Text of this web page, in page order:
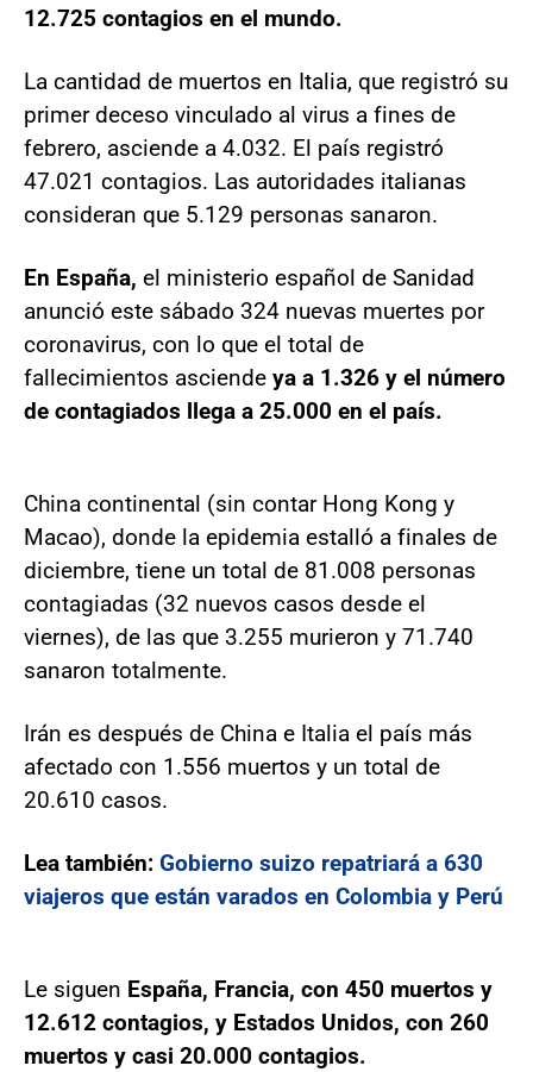
12.725 contagios en el mundo.
La cantidad de muertos en Italia, que registró su
primer deceso vinculado al virus a fines de
febrero, asciende a 4.032. El país registró
47.021 contagios. Las autoridades italianas
consideran que 5.129 personas sanaron.
En España, el ministerio español de Sanidad
anunció este sábado 324 nuevas muertes por
coronavirus, con lo que el total de
fallecimientos asciende ya a 1.326 y el número
de contagiados llega a 25.000 en el país.
China continental (sin contar Hong Kong y
Macao), donde la epidemia estalló a finales de
diciembre, tiene un total de 81.008 personas
contagiadas (32 nuevos casos desde el
viernes), de las que 3.255 murieron y 71.740
sanaron totalmente.
Irán es después de China e Italia el país más
afectado con 1.556 muertos y un total de
20.610 casos.
Lea también: Gobierno suizo repatriará a 630
viajeros que están varados en Colombia y Perú
Le siguen España, Francia, con 450 muertos y
12.612 contagios, y Estados Unidos, con 260
muertos y casi 20.000 contagios.